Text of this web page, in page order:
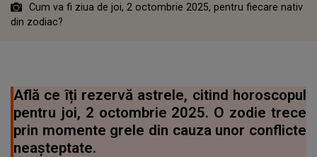
Cum va fi ziua de joi, 2 octombrie 2025, pentru fiecare nativ
din zodiac?
Află ce îți rezervă astrele, citind horoscopul
pentru joi, 2 octombrie 2025. O zodie trece
prin momente grele din cauza unor conflicte
neașteptate.